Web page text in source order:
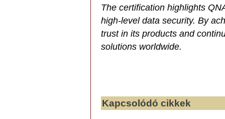
The certification highlights
high-level data security. By
trust in its products and
solutions worldwide.
Kapcsolódó cikkek